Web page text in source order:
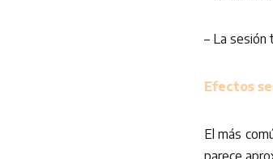
– La sesión
Efectos
El más
parece